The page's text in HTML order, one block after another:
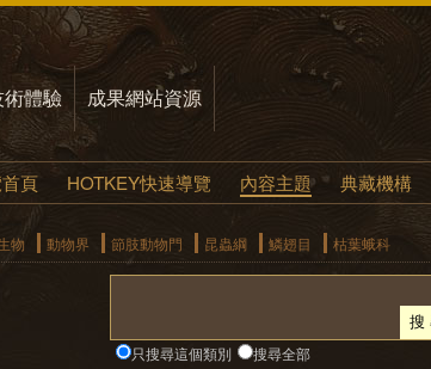
術體驗 成果網站資源
頁 HOTKEY快速導覽 內容主題 典藏機構
物 動物界 節肢動物門 昆蟲綱 鱗翅目 枯葉蛾科
只搜尋這個類別 搜尋全部